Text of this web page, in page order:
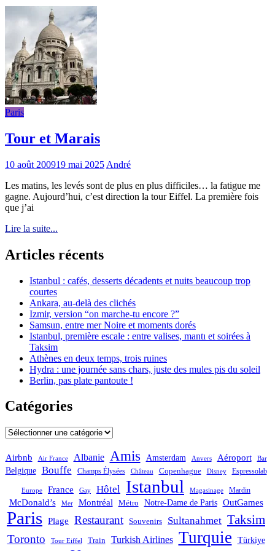
Paris
Tour et Marais
10 août 200919 mai 2025 André
Les matins, les levés sont de plus en plus difficiles… la fatigue me
gagne. Aujourd’hui, c’est direction la tour Eiffel. La première fois
que j’ai
Lire la suite...
Articles récents
Istanbul : cafés, desserts décadents et nuits beaucoup trop
courtes
Ankara, au-delà des clichés
Izmir, version “on marche-tu encore ?”
Samsun, entre mer Noire et moments dorés
Istanbul, première escale : entre valises, mantı et soirées à
Taksim
Athènes en deux temps, trois ruines
Hydra : une journée sans chars, juste des mules pis du soleil
Berlin, pas plate pantoute !
Catégories
Catégories
Airbnb Air France Albanie Amis Amsterdam Anvers Aéroport Bar
Belgique Bouffe Champs Élysées Château Copenhague Disney Espressolab
Europe France Gay Hôtel Istanbul Magasinage Mardin
McDonald’s Mer Montréal Métro Notre-Dame de Paris OutGames
Paris Plage Restaurant Souvenirs Sultanahmet Taksim
Toronto Tour Eiffel Train Turkish Airlines Turquie Türkiye